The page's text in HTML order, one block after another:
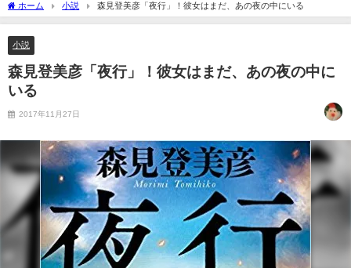
ホーム 小説 森見登美彦「夜行」！彼女はまだ、あの夜の中にいる
小説
森見登美彦「夜行」！彼女はまだ、あの夜の中に
いる
2017年11月27日